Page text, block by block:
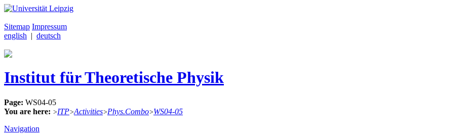
Sitemap Impressum
english | deutsch
Institut für Theoretische Physik
Page: WS04-05
You are here: >ITP>Activities>Phys.Combo>WS04-05
Navigation